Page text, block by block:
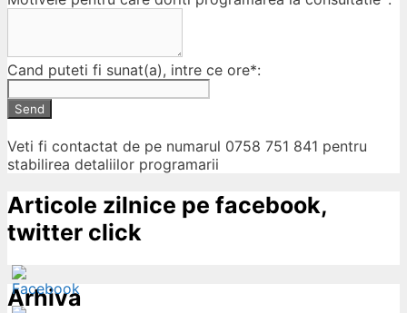
Cand puteti fi sunat(a), intre ce ore*:
Send
Veti fi contactat de pe numarul 0758 751 841 pentru
stabilirea detaliilor programarii
Articole zilnice pe facebook,
twitter click
Arhiva